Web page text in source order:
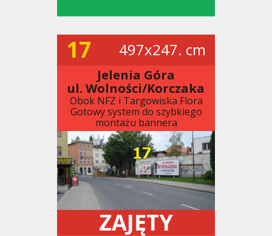
17 497x247. cm
Jelenia Góra
ul. Wolności/Korczaka
Obok NFZ i Targowiska Flora
Gotowy system do szybkiego
montażu bannera
ZAJĘTY